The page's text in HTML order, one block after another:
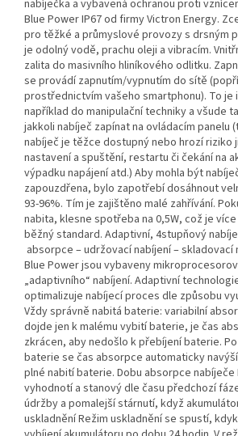
nabíječka a vybavená ochranou proti
Blue Power IP67 od firmy Victron Energy.
pro těžké a průmyslové provozy s drsným
je odolný vodě, prachu oleji a vibracím.
zalita do masivního hliníkového odlitku.
se provádí zapnutím/vypnutím do sítě
prostřednictvím vašeho smartphonu). To
například do manipulační techniky a všude
jakkoli nabíječ zapínat na ovládacím panelu
nabíječ je těžce dostupný nebo hrozí riziko
nastavení a spuštění, restartu či čekání na
výpadku napájení atd.) Aby mohla být
zapouzdřena, bylo zapotřebí dosáhnout
93-96%. Tím je zajištěno malé zahřívání.
nabita, klesne spotřeba na 0,5W, což je
běžný standard. Adaptivní, 4stupňový
absorpce – udržovací nabíjení – skladovací
Blue Power jsou vybaveny
„adaptivního“ nabíjení. Adaptivní
optimalizuje nabíjecí proces dle způsobu
Vždy správně nabitá baterie: variabilní
dojde jen k malému vybití baterie, je čas
zkrácen, aby nedošlo k přebíjení baterie.
baterie se čas absorpce automaticky
plné nabití baterie. Dobu absorpce nabíječe
vyhodnotí a stanový dle času předchozí
údržby a pomalejší stárnutí, když
uskladnění Režim uskladnění se spustí,